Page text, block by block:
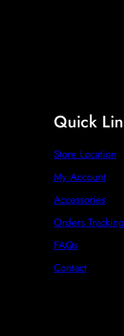
Quick
Store Location
My Account
Accessories
Orders Tracking
FAQs
Contact